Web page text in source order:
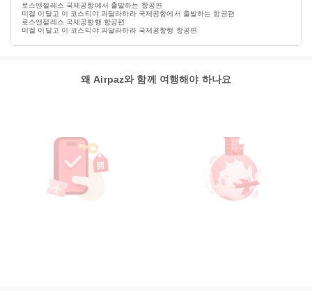
로스앤젤레스 국제공항에서 출발하는 항공편
미겔 이달고 이 코스티야 과달라하라 국제공항에서 출발하는 항공편
로스앤젤레스 국제공항행 항공편
미겔 이달고 이 코스티야 과달라하라 국제공항행 항공편
왜 Airpaz와 함께 여행해야 하나요